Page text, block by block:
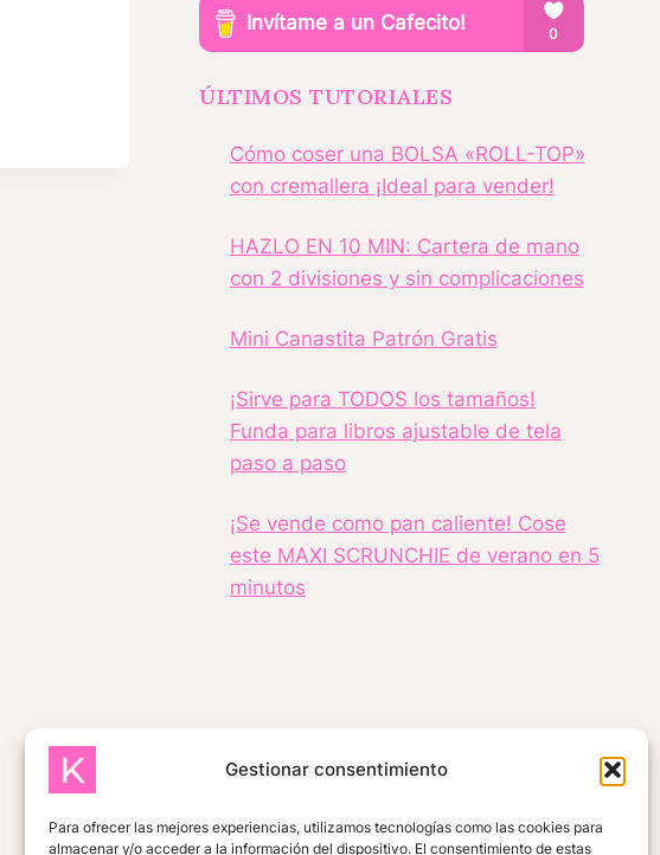
Gestionar consentimiento
Para ofrecer las mejores experiencias, utilizamos tecnologías como las cookies para
almacenar y/o acceder a la información del dispositivo. El consentimiento de estas
ÚLTIMOS TUTORIALES
Cómo coser una BOLSA «ROLL-TOP»
con cremallera ¡Ideal para vender!
HAZLO EN 10 MIN: Cartera de mano
con 2 divisiones y sin complicaciones
Mini Canastita Patrón Gratis
¡Sirve para TODOS los tamaños!
Funda para libros ajustable de tela
paso a paso
¡Se vende como pan caliente! Cose
este MAXI SCRUNCHIE de verano en 5
minutos